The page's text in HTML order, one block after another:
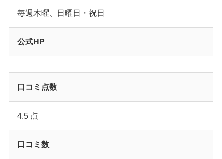
毎週木曜、日曜日・祝日
公式HP
口コミ点数
4.5 点
口コミ数